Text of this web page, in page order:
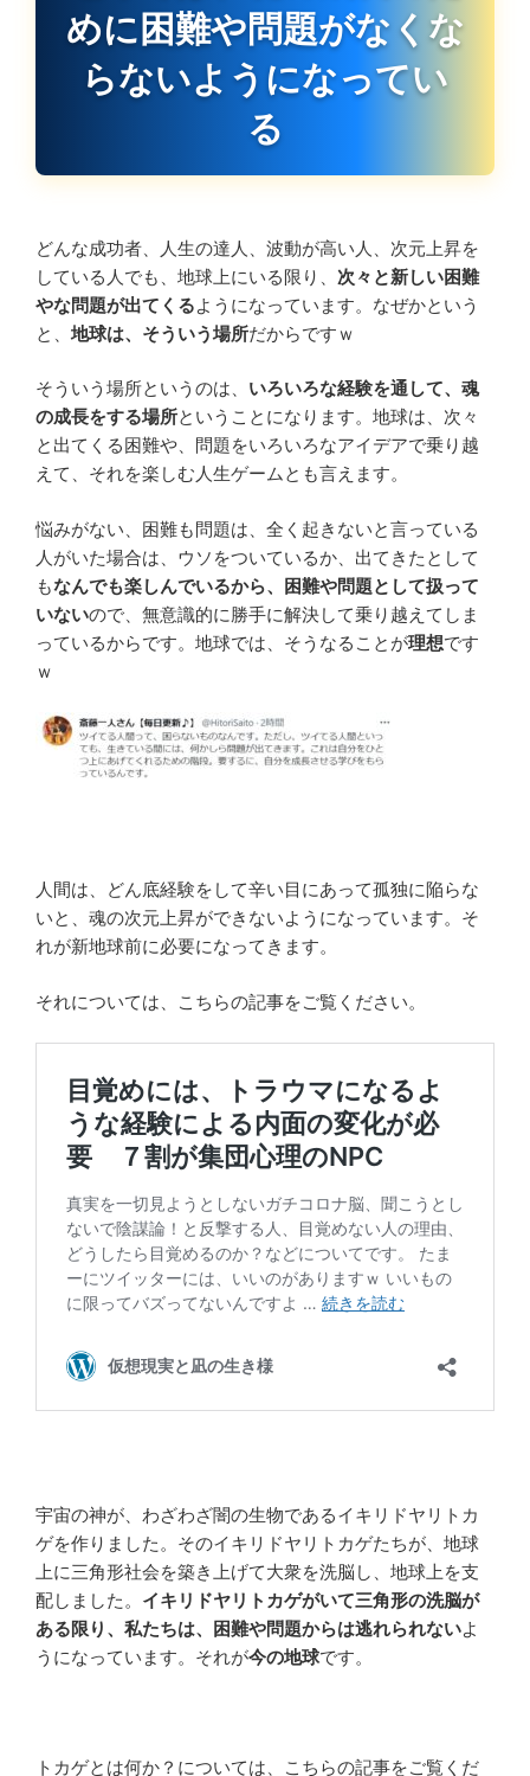
めに困難や問題がなくな
らないようになってい
る
どんな成功者、人生の達人、波動が高い人、次元上昇を
している人でも、地球上にいる限り、 次々と新しい困難
やな問題が出てくるようになっています。なぜかという
と、 地球は、そういう場所だからですｗ
そういう場所というのは、 いろいろな経験を通して、魂
の成長をする場所ということになります。地球は、次々
と出てくる困難や、問題をいろいろなアイデアで乗り越
えて、それを楽しむ人生ゲームとも言えます。
悩みがない、困難も問題は、全く起きないと言っている
人がいた場合は、ウソをついているか、出てきたとして
もなんでも楽しんでいるから、困難や問題として扱って
いないので、無意識的に勝手に解決して乗り越えてしま
っているからです。地球では、そうなることが理想です
ｗ
人間は、どん底経験をして辛い目にあって孤独に陥らな
いと、魂の次元上昇ができないようになっています。そ
れが新地球前に必要になってきます。
それについては、こちらの記事をご覧ください。
宇宙の神が、わざわざ闇の生物であるイキリドヤリトカ
ゲを作りました。そのイキリドヤリトカゲたちが、地球
上に三角形社会を築き上げて大衆を洗脳し、地球上を支
配しました。 イキリドヤリトカゲがいて三角形の洗脳が
ある限り、私たちは、困難や問題からは逃れられないよ
うになっています。それが今の地球です。
トカゲとは何か？については、こちらの記事をご覧くだ